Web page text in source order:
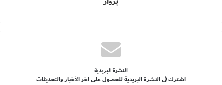
النشرة البريدية
اشترك فى النشرة البريدية للحصول على اخر الأخبار والتحديثات